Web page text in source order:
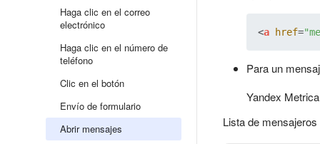
Haga clic en el correo
electrónico
Haga clic en el número de
teléfono
Clic en el botón
Envío de formulario
Abrir mensajes
<a href=
Para un
Yandex
Lista de